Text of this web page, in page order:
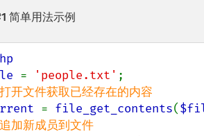
简单用法示例
= 'people.txt'
= file_get_contents(